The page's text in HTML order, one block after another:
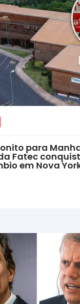
para
Fatec
em Nova